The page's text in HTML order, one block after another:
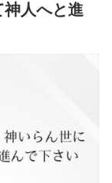
人へと進